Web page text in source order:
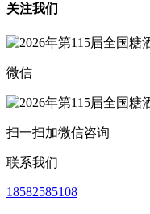
关注我们
微信
扫一扫加微信咨询
联系我们
18582585108